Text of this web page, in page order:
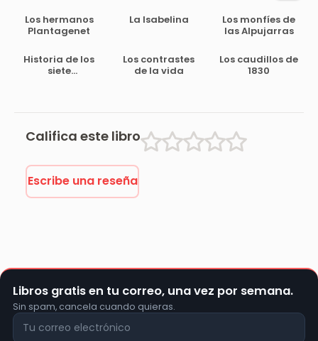
Los hermanos
Plantagenet
La Isabelina
Los monfíes de
las Alpujarras
Historia de los
siete
Los contrastes
de la vida
Los caudillos de
1830
Califica este libro
Escribe una reseña
Libros gratis en tu correo, una vez por semana.
Sin spam, cancela cuando quieras.